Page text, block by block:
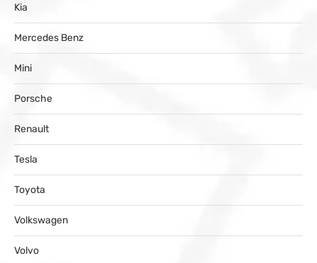
Kia
Mercedes Benz
Mini
Porsche
Renault
Tesla
Toyota
Volkswagen
Volvo